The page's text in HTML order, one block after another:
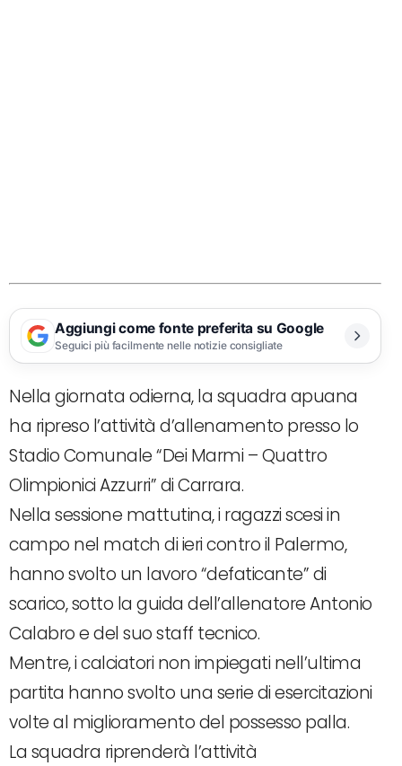
Aggiungi come fonte preferita su Google
Seguici più facilmente nelle notizie consigliate
Nella giornata odierna, la squadra apuana
ha ripreso l’attività d’allenamento presso lo
Stadio Comunale “Dei Marmi – Quattro
Olimpionici Azzurri” di Carrara.
Nella sessione mattutina, i ragazzi scesi in
campo nel match di ieri contro il Palermo,
hanno svolto un lavoro “defaticante” di
scarico, sotto la guida dell’allenatore Antonio
Calabro e del suo staff tecnico.
Mentre, i calciatori non impiegati nell’ultima
partita hanno svolto una serie di esercitazioni
volte al miglioramento del possesso palla.
La squadra riprenderà l’attività